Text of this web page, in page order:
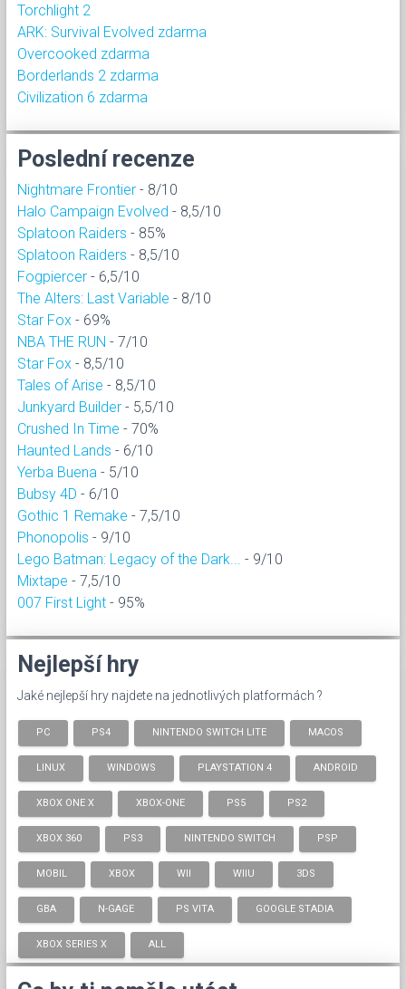
Torchlight 2
ARK: Survival Evolved zdarma
Overcooked zdarma
Borderlands 2 zdarma
Civilization 6 zdarma
Poslední recenze
Nightmare Frontier - 8/10
Halo Campaign Evolved - 8,5/10
Splatoon Raiders - 85%
Splatoon Raiders - 8,5/10
Fogpiercer - 6,5/10
The Alters: Last Variable - 8/10
Star Fox - 69%
NBA THE RUN - 7/10
Star Fox - 8,5/10
Tales of Arise - 8,5/10
Junkyard Builder - 5,5/10
Crushed In Time - 70%
Haunted Lands - 6/10
Yerba Buena - 5/10
Bubsy 4D - 6/10
Gothic 1 Remake - 7,5/10
Phonopolis - 9/10
Lego Batman: Legacy of the Dark...
- 9/10
Mixtape - 7,5/10
007 First Light - 95%
Nejlepší hry
Jaké nejlepší hry najdete na jednotlivých platformách ?
PC PS4 NINTENDO SWITCH LITE MACOS
LINUX WINDOWS PLAYSTATION 4 ANDROID
XBOX ONE X XBOX-ONE PS5 PS2
XBOX 360 PS3 NINTENDO SWITCH PSP
MOBIL XBOX WII WIIU 3DS
GBA N-GAGE PS VITA GOOGLE STADIA
XBOX SERIES X ALL